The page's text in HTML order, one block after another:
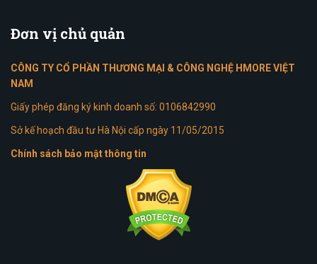
Đơn vị chủ quản
CÔNG TY CỔ PHẦN THƯƠNG MẠI & CÔNG NGHỆ HMORE VIỆT
NAM
Giấy phép đăng ký kinh doanh số: 0106842990
Sở kế hoạch đầu tư Hà Nội cấp ngày 11/05/2015
Chính sách bảo mật thông tin